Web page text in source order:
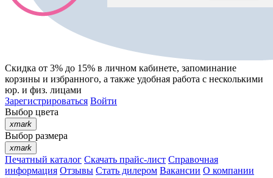
Скидка от 3% до 15% в личном кабинете, запоминание
корзины и избранного, а также удобная работа с несколькими
юр. и физ. лицами
Зарегистрироваться Войти
Выбор цвета
xmark
Выбор размера
xmark
Печатный каталог Скачать прайс-лист Справочная
информация Отзывы Стать дилером Вакансии О компании